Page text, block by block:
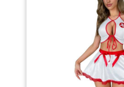
paire de bas, Taille : taille
Sous-vêtements féminins
Saint-Valentin, les lunes
mariage, les fêtes et les